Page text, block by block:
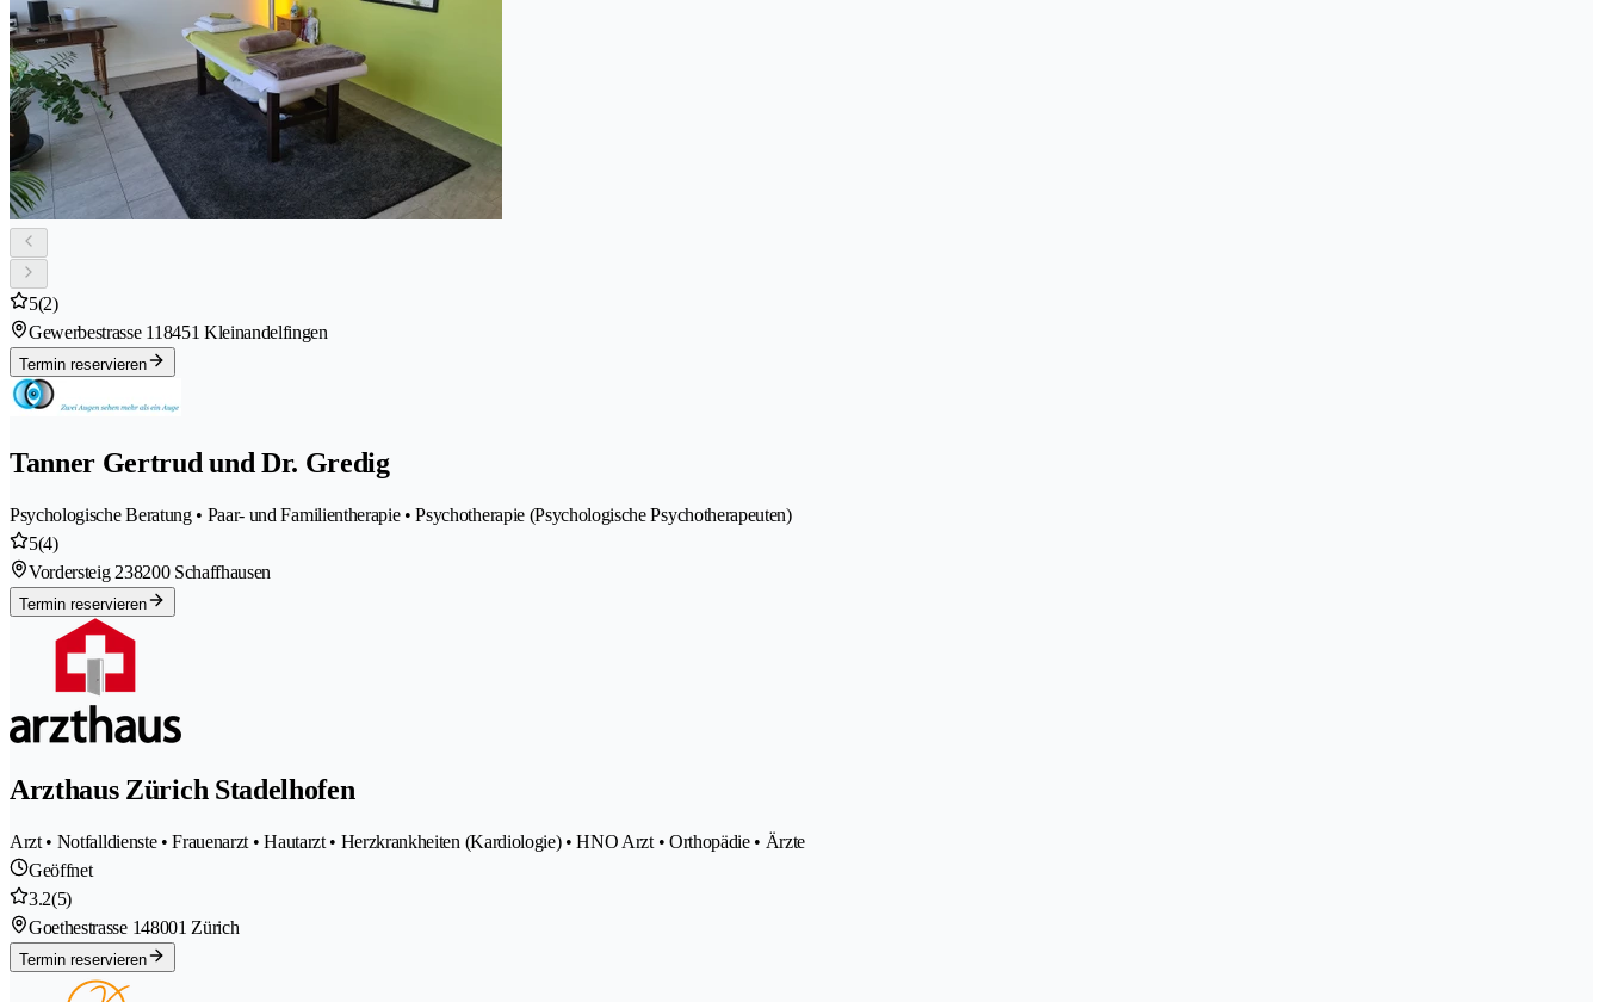
5(2)
Gewerbestrasse 118451 Kleinandelfingen
Termin reservieren
Tanner Gertrud und Dr. Gredig
Psychologische Beratung • Paar- und Familientherapie • Psychotherapie (Psychologische Psychotherapeuten)
5(4)
Vordersteig 238200 Schaffhausen
Termin reservieren
Arzthaus Zürich Stadelhofen
Arzt • Notfalldienste • Frauenarzt • Hautarzt • Herzkrankheiten (Kardiologie) • HNO Arzt • Orthopädie • Ärzte
Geöffnet
3.2(5)
Goethestrasse 148001 Zürich
Termin reservieren